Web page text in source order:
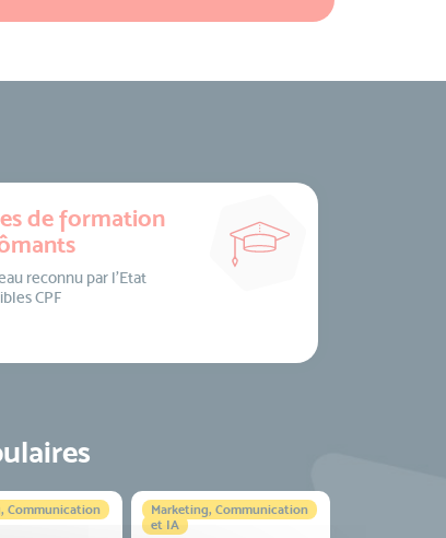
de formation
reconnu par l’Etat
CPF
Communication
Marketing, Communication
et IA